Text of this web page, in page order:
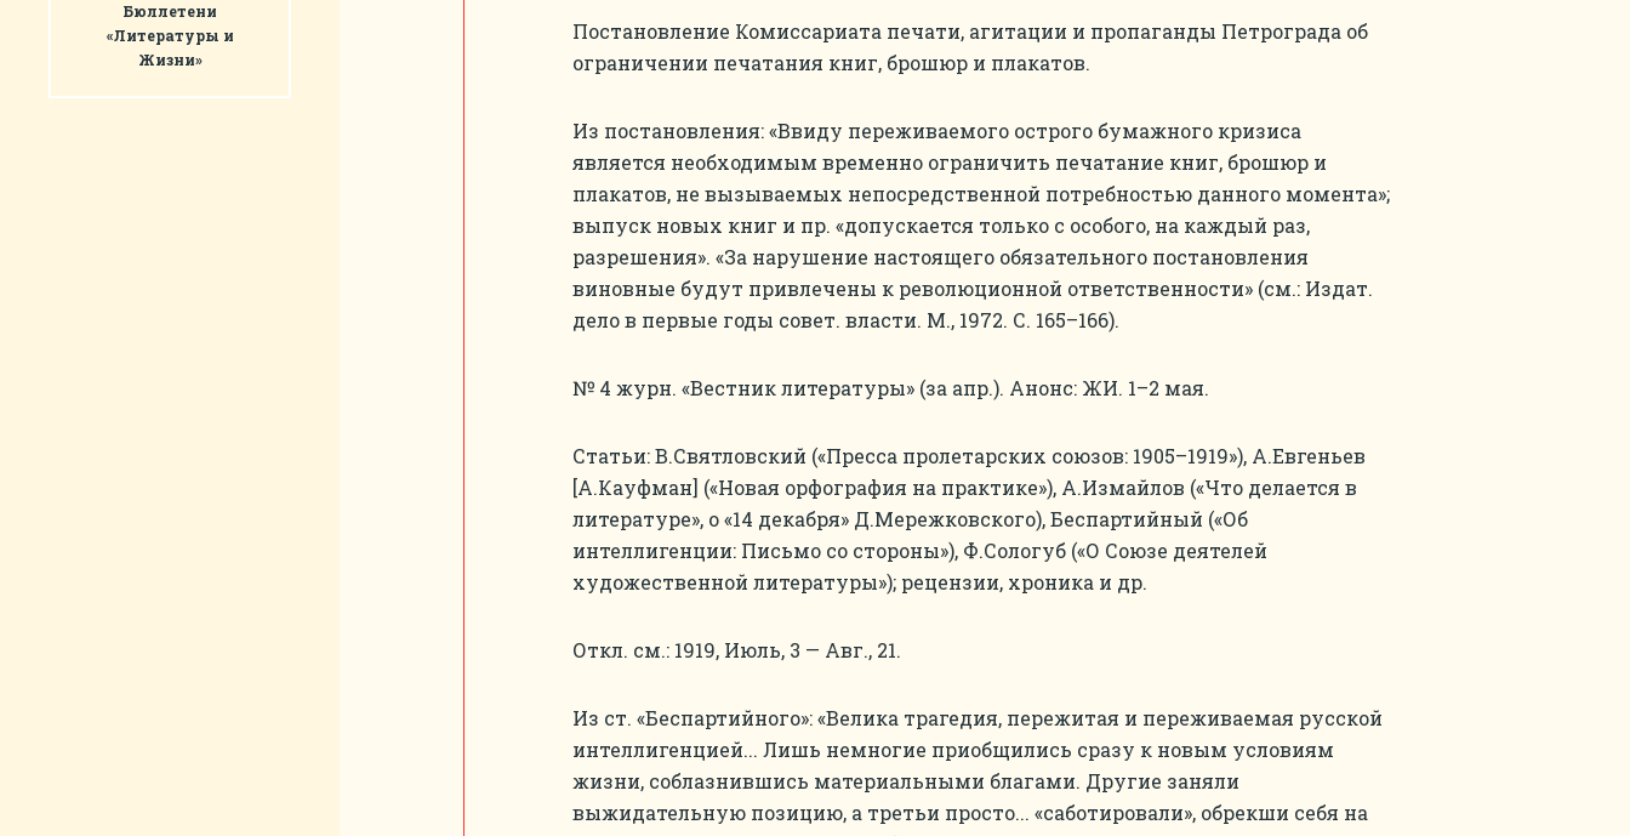
Бюллетени
«Литературы и
Жизни»
Постановление Комиссариата печати, агитации и пропаганды Петрограда об
ограничении печатания книг, брошюр и плакатов.
Из постановления: «Ввиду переживаемого острого бумажного кризиса
является необходимым временно ограничить печатание книг, брошюр и
плакатов, не вызываемых непосредственной потребностью данного момента»;
выпуск новых книг и пр. «допускается только с особого, на каждый раз,
разрешения». «За нарушение настоящего обязательного постановления
виновные будут привлечены к революционной ответственности» (см.: Издат.
дело в первые годы совет. власти. М., 1972. С. 165–166).
№ 4 журн. «Вестник литературы» (за апр.). Анонс: ЖИ. 1–2 мая.
Статьи: В.Святловский («Пресса пролетарских союзов: 1905–1919»), А.Евгеньев
[А.Кауфман] («Новая орфография на практике»), А.Измайлов («Что делается в
литературе», о «14 декабря» Д.Мережковского), Беспартийный («Об
интеллигенции: Письмо со стороны»), Ф.Сологуб («О Союзе деятелей
художественной литературы»); рецензии, хроника и др.
Откл. см.: 1919, Июль, 3 — Авг., 21.
Из ст. «Беспартийного»: «Велика трагедия, пережитая и переживаемая русской
интеллигенцией... Лишь немногие приобщились сразу к новым условиям
жизни, соблазнившись материальными благами. Другие заняли
выжидательную позицию, а третьи просто... «саботировали», обрекши себя на